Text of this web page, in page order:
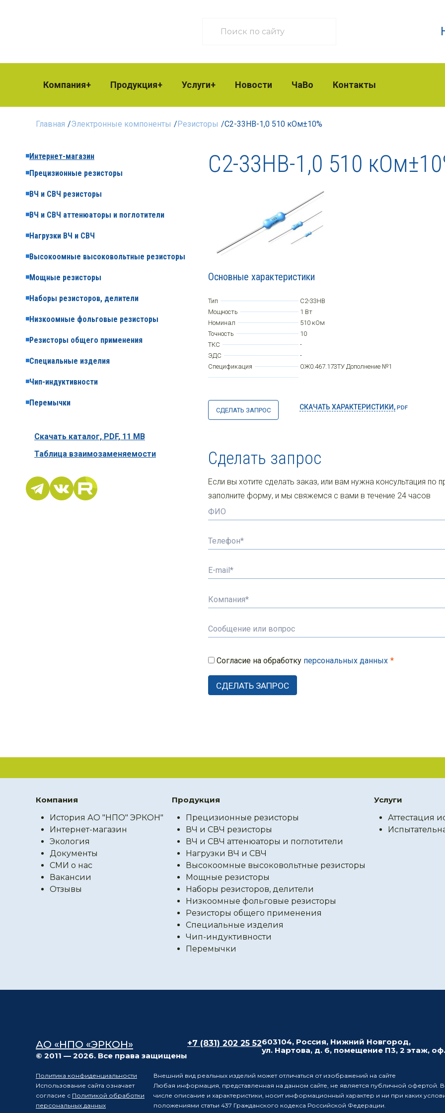
Компания Продукция Услуги Новости ЧаВо Контакты
Главная /Электронные компоненты /Резисторы /С2-33НВ-1,0 510 кОм±10%
Интернет-магазин
Прецизионные резисторы
ВЧ и СВЧ резисторы
ВЧ и СВЧ аттенюаторы и поглотители
Нагрузки ВЧ и СВЧ
Высокоомные высоковольтные резисторы
Мощные резисторы
Наборы резисторов, делители
Низкоомные фольговые резисторы
Резисторы общего применения
Специальные изделия
Чип-индуктивности
Перемычки
Скачать каталог, PDF, 11 MB
Таблица взаимозаменяемости
С2-33НВ-1,0 510
Основные характеристики
Тип
С2-33НВ
Мощность
1 Вт
Номинал
510 кОм
Точность
10
ТКС
-
ЭДС
-
Спецификация
ОЖ0.467.173ТУ Дополнение №1
СДЕЛАТЬ ЗАПРОС СКАЧАТЬ ХАРАКТЕРИСТИКИ, PDF
Сделать запрос
Если вы хотите сделать заказ, или вам нужна консультация по
заполните форму, и мы свяжемся с вами в течение 24 часов
Согласие на обработку персональных данных
Компания
История АО "НПО" ЭРКОН"
Интернет-магазин
Экология
Документы
СМИ о нас
Вакансии
Отзывы
Продукция
Прецизионные резисторы
ВЧ и СВЧ резисторы
ВЧ и СВЧ аттенюаторы и поглотители
Нагрузки ВЧ и СВЧ
Высокоомные высоковольтные резисторы
Мощные резисторы
Наборы резисторов, делители
Низкоомные фольговые резисторы
Резисторы общего применения
Специальные изделия
Чип-индуктивности
Перемычки
Услуги
Аттестация
АО «НПО «ЭРКОН»
© 2011 — 2026. Все права защищены
+7 (831) 202 25 52603104, Россия, Нижний Новгород,
ул. Нартова, д. 6, помещение П3, 2 этаж,
Политика конфиденциальности
Использование сайта означает
согласие с Политикой обработки
персональных данных
Внешний вид реальных изделий может отличаться от изображений на сайте
Любая информация, представленная на данном сайте, не является публичной офертой.
числе описание и характеристики, носит информационный характер и ни при каких
положениями статьи 437 Гражданского кодекса Российской Федерации.